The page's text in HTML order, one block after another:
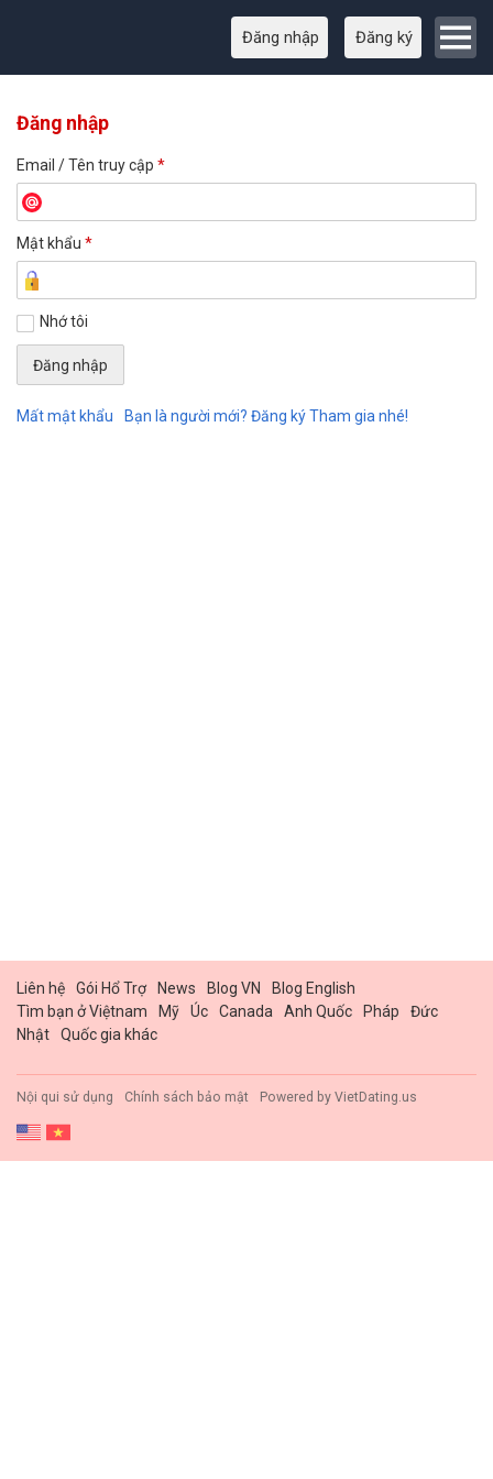
Đăng nhập Đăng ký
Đăng nhập
Email / Tên truy cập *
Mật khẩu *
Nhớ tôi
Mất mật khẩu Bạn là người mới? Đăng ký Tham gia nhé!
Liên hệ Gói Hổ Trợ News Blog VN
Blog English
Tìm bạn ở Việtnam
Mỹ Úc Canada Anh Quốc Pháp
Đức
Nhật
Quốc gia khác
Nội qui sử dụng Chính sách bảo mật Powered by VietDating.us